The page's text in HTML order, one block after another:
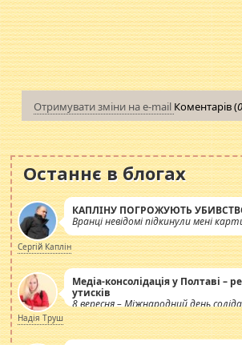
Отримувати зміни на e-mail Коментарів (
Останнє в блогах
КАПЛІНУ ПОГРОЖУЮТЬ
Вранці невідомі підкинули мені
Сергій Каплін
Медіа-консолідація у Полтаві –
утисків
8 вересня – Міжнародний день
журналістів.
Надія Труш